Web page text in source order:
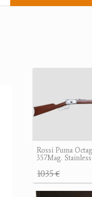
Rossi Puma
357Mag. Stainless
1035 €